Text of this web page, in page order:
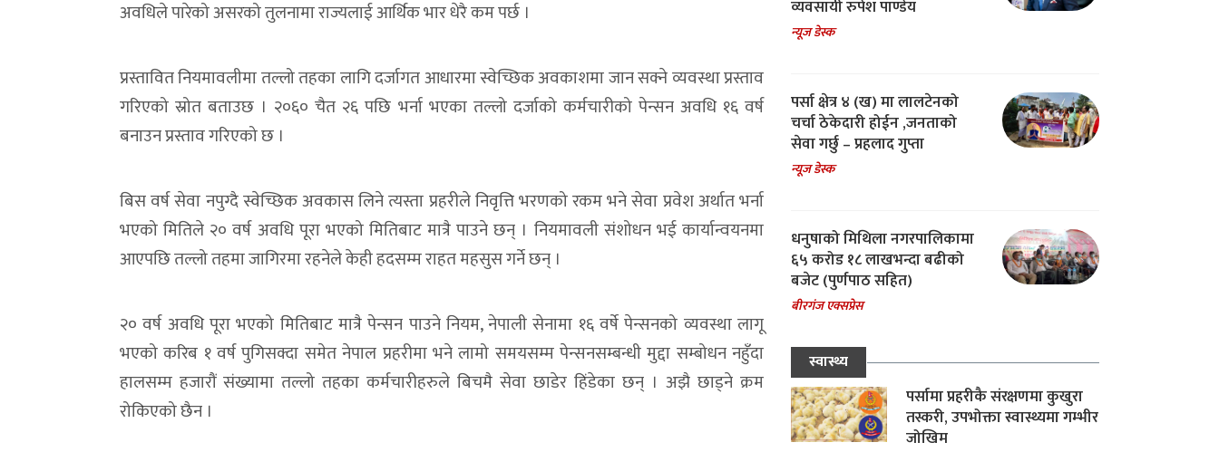
अवधिले पारेको असरको तुलनामा राज्यलाई आर्थिक भार धेरै कम पर्छ ।
प्रस्तावित नियमावलीमा तल्लो तहका लागि दर्जागत आधारमा स्वेच्छिक अवकाशमा जान सक्ने व्यवस्था प्रस्ताव
गरिएको स्रोत बताउछ । २०६० चैत २६ पछि भर्ना भएका तल्लो दर्जाको कर्मचारीको पेन्सन अवधि १६ वर्ष
बनाउन प्रस्ताव गरिएको छ ।
बिस वर्ष सेवा नपुग्दै स्वेच्छिक अवकास लिने त्यस्ता प्रहरीले निवृत्ति भरणको रकम भने सेवा प्रवेश अर्थात भर्ना
भएको मितिले २० वर्ष अवधि पूरा भएको मितिबाट मात्रै पाउने छन् । नियमावली संशोधन भई कार्यान्वयनमा
आएपछि तल्लो तहमा जागिरमा रहनेले केही हदसम्म राहत महसुस गर्ने छन् ।
२० वर्ष अवधि पूरा भएको मितिबाट मात्रै पेन्सन पाउने नियम, नेपाली सेनामा १६ वर्षे पेन्सनको व्यवस्था लागू
भएको करिब १ वर्ष पुगिसक्दा समेत नेपाल प्रहरीमा भने लामो समयसम्म पेन्सनसम्बन्धी मुद्दा सम्बोधन नहुँदा
हालसम्म हजारौं संख्यामा तल्लो तहका कर्मचारीहरुले बिचमै सेवा छाडेर हिंडेका छन् । अझै छाड्ने क्रम
रोकिएको छैन ।
व्यवसायी रुपेश पाण्डेय
न्यूज डेस्क
पर्सा क्षेत्र ४ (ख) मा लालटेनको
चर्चा ठेकेदारी होईन ,जनताको
सेवा गर्छु – प्रहलाद गुप्ता
न्यूज डेस्क
धनुषाको मिथिला नगरपालिकामा
६५ करोड १८ लाखभन्दा बढीको
बजेट (पुर्णपाठ सहित)
बीरगंज एक्सप्रेस
स्वास्थ्य
पर्सामा प्रहरीकै संरक्षणमा कुखुरा
तस्करी, उपभोक्ता स्वास्थ्यमा गम्भीर
जोखिम